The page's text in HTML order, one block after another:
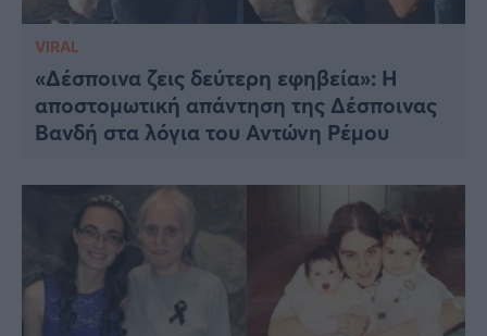
VIRAL
«Δέσποινα ζεις δεύτερη εφηβεία»: Η
αποστομωτική απάντηση της Δέσποινας
Βανδή στα λόγια του Αντώνη Ρέμου